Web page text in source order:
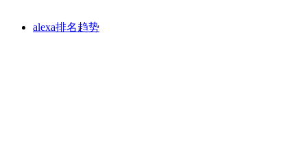
alexa排名趋势